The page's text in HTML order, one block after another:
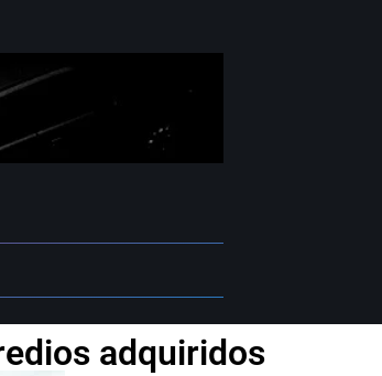
adquiridos